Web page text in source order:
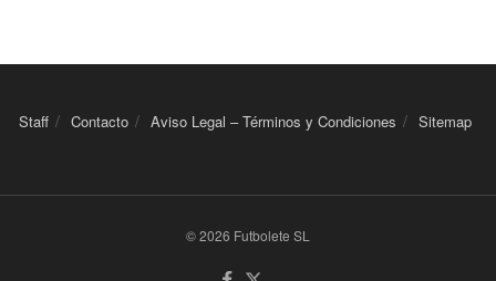
Staff Contacto Aviso Legal – Términos y Condiciones Sitemap
© 2026 Futbolete SL